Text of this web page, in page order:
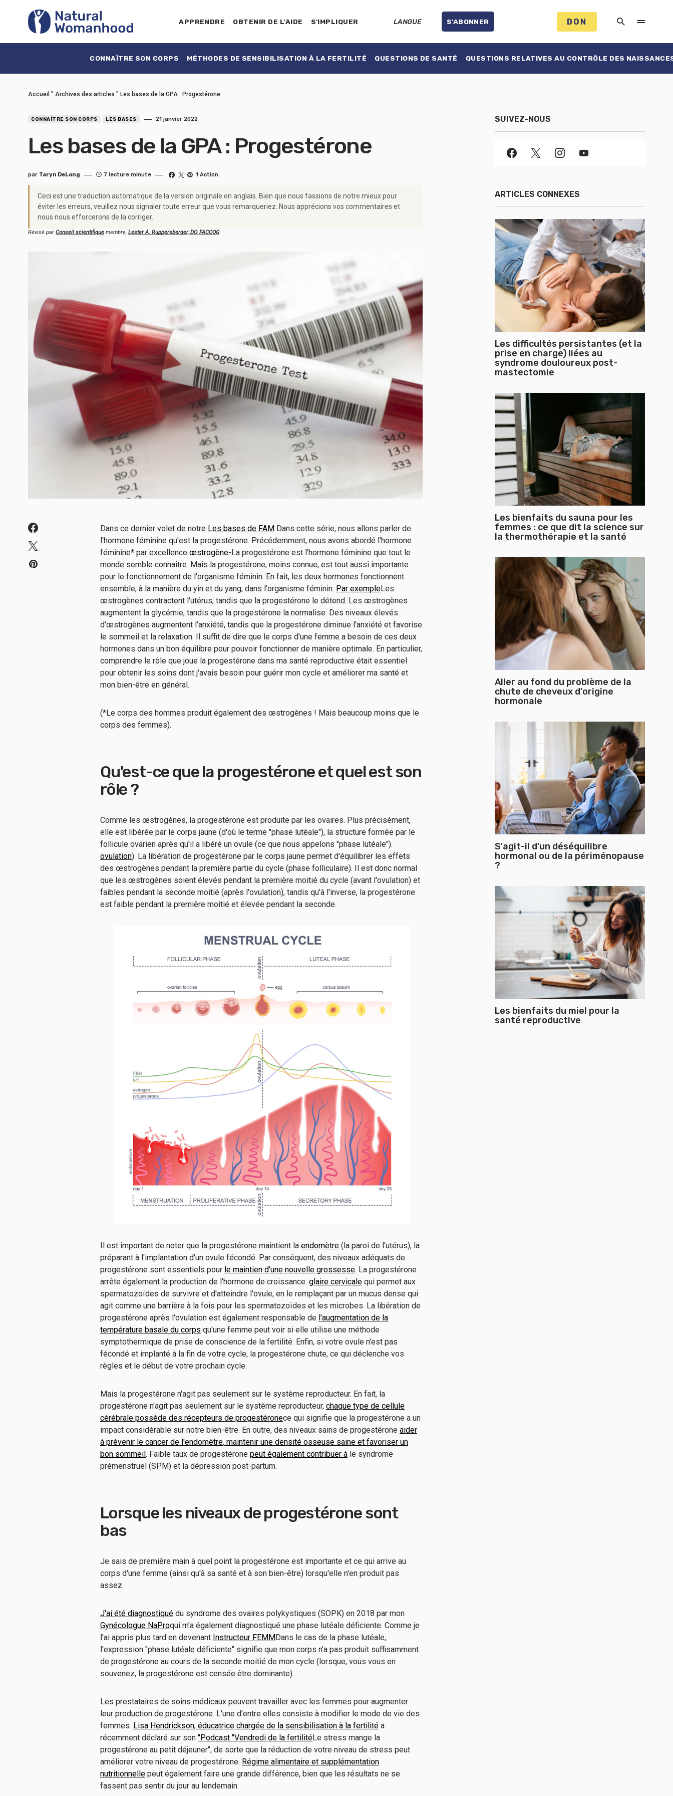
APPRENDRE OBTENIR DE L'AIDE S'IMPLIQUER LANGUE S'ABONNER DON
CONNAÎTRE SON CORPS MÉTHODES DE SENSIBILISATION À LA FERTILITÉ QUESTIONS DE SANTÉ QUESTIONS RELATIVES AU CONTRÔLE DES
Accueil " Archives des articles " Les bases de la GPA : Progestérone
CONNAÎTRE SON CORPS LES BASES 21 janvier 2022
Les bases de la GPA : Progestérone
par Taryn DeLong 7 lecture minute 1 Action
Ceci est une traduction automatique de la version originale en anglais. Bien que nous fassions de notre mieux pour
éviter les erreurs, veuillez nous signaler toute erreur que vous remarqueriez. Nous apprécions vos commentaires et
nous nous efforcerons de la corriger.
Révisé par Conseil scientifique membre, Lester A. Ruppersberger, DO, FACOOG
Dans ce dernier volet de notre Les bases de FAM Dans cette série, nous allons parler de
l'hormone féminine qu'est la progestérone. Précédemment, nous avons abordé l'hormone
féminine* par excellence œstrogène-La progestérone est l'hormone féminine que tout le
monde semble connaître. Mais la progestérone, moins connue, est tout aussi importante
pour le fonctionnement de l'organisme féminin. En fait, les deux hormones fonctionnent
ensemble, à la manière du yin et du yang, dans l'organisme féminin. Par exempleLes
œstrogènes contractent l'utérus, tandis que la progestérone le détend. Les œstrogènes
augmentent la glycémie, tandis que la progestérone la normalise. Des niveaux élevés
d'œstrogènes augmentent l'anxiété, tandis que la progestérone diminue l'anxiété et favorise
le sommeil et la relaxation. Il suffit de dire que le corps d'une femme a besoin de ces deux
hormones dans un bon équilibre pour pouvoir fonctionner de manière optimale. En particulier,
comprendre le rôle que joue la progestérone dans ma santé reproductive était essentiel
pour obtenir les soins dont j'avais besoin pour guérir mon cycle et améliorer ma santé et
mon bien-être en général.
(*Le corps des hommes produit également des œstrogènes ! Mais beaucoup moins que le
corps des femmes).
Qu'est-ce que la progestérone et quel est son
rôle ?
Comme les œstrogènes, la progestérone est produite par les ovaires. Plus précisément,
elle est libérée par le corps jaune (d'où le terme "phase lutéale"), la structure formée par le
follicule ovarien après qu'il a libéré un ovule (ce que nous appelons "phase lutéale").
ovulation). La libération de progestérone par le corps jaune permet d'équilibrer les effets
des œstrogènes pendant la première partie du cycle (phase folliculaire). Il est donc normal
que les œstrogènes soient élevés pendant la première moitié du cycle (avant l'ovulation) et
faibles pendant la seconde moitié (après l'ovulation), tandis qu'à l'inverse, la progestérone
est faible pendant la première moitié et élevée pendant la seconde.
Il est important de noter que la progestérone maintient la endomètre (la paroi de l'utérus), la
préparant à l'implantation d'un ovule fécondé. Par conséquent, des niveaux adéquats de
progestérone sont essentiels pour le maintien d'une nouvelle grossesse. La progestérone
arrête également la production de l'hormone de croissance. glaire cervicale qui permet aux
spermatozoïdes de survivre et d'atteindre l'ovule, en le remplaçant par un mucus dense qui
agit comme une barrière à la fois pour les spermatozoïdes et les microbes. La libération de
progestérone après l'ovulation est également responsable de l'augmentation de la
température basale du corps qu'une femme peut voir si elle utilise une méthode
symptothermique de prise de conscience de la fertilité. Enfin, si votre ovule n'est pas
fécondé et implanté à la fin de votre cycle, la progestérone chute, ce qui déclenche vos
règles et le début de votre prochain cycle.
Mais la progestérone n'agit pas seulement sur le système reproducteur. En fait, la
progestérone n'agit pas seulement sur le système reproducteur, chaque type de cellule
cérébrale possède des récepteurs de progestéronece qui signifie que la progestérone a un
impact considérable sur notre bien-être. En outre, des niveaux sains de progestérone aider
à prévenir le cancer de l'endomètre, maintenir une densité osseuse saine et favoriser un
bon sommeil. Faible taux de progestérone peut également contribuer à le syndrome
prémenstruel (SPM) et la dépression post-partum.
Lorsque les niveaux de progestérone sont
bas
Je sais de première main à quel point la progestérone est importante et ce qui arrive au
corps d'une femme (ainsi qu'à sa santé et à son bien-être) lorsqu'elle n'en produit pas
assez.
J'ai été diagnostiqué du syndrome des ovaires polykystiques (SOPK) en 2018 par mon
Gynécologue NaProqui m'a également diagnostiqué une phase lutéale déficiente. Comme je
l'ai appris plus tard en devenant Instructeur FEMMDans le cas de la phase lutéale,
l'expression "phase lutéale déficiente" signifie que mon corps n'a pas produit suffisamment
de progestérone au cours de la seconde moitié de mon cycle (lorsque, vous vous en
souvenez, la progestérone est censée être dominante).
Les prestataires de soins médicaux peuvent travailler avec les femmes pour augmenter
leur production de progestérone. L'une d'entre elles consiste à modifier le mode de vie des
femmes. Lisa Hendrickson, éducatrice chargée de la sensibilisation à la fertilité a
récemment déclaré sur son "Podcast "Vendredi de la fertilitéLe stress mange la
progestérone au petit déjeuner", de sorte que la réduction de votre niveau de stress peut
améliorer votre niveau de progestérone. Régime alimentaire et supplémentation
nutritionnelle peut également faire une grande différence, bien que les résultats ne se
fassent pas sentir du jour au lendemain.
SUIVEZ-NOUS
ARTICLES CONNEXES
Les difficultés persistantes (et la
prise en charge) liées au
syndrome douloureux post-
mastectomie
Les bienfaits du sauna pour les
femmes : ce que dit la science sur
la thermothérapie et la santé
Aller au fond du problème de la
chute de cheveux d'origine
hormonale
S'agit-il d'un déséquilibre
hormonal ou de la périménopause
?
Les bienfaits du miel pour la
santé reproductive